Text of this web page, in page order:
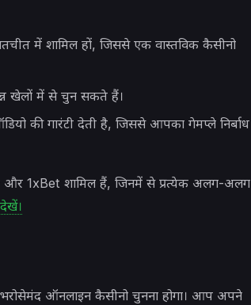
में शामिल हों, जिससे एक वास्तविक कैसीनो
खेलों में से चुन सकते हैं।
की गारंटी देती है, जिससे आपका गेमप्ले निर्बाध
और 1xBet शामिल हैं, जिनमें से प्रत्येक अलग-अलग
ऑनलाइन कैसीनो चुनना होगा। आप अपने